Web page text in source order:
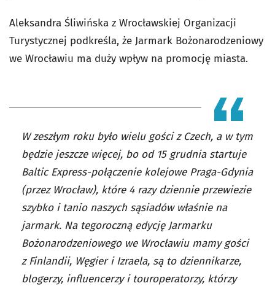
Aleksandra Śliwińska z Wrocławskiej Organizacji
Turystycznej podkreśla, że Jarmark Bożonarodzeniowy
we Wrocławiu ma duży wpływ na promocję miasta.
W zeszłym roku było wielu gości z Czech, a w tym
będzie jeszcze więcej, bo od 15 grudnia startuje
Baltic Express-połączenie kolejowe Praga-Gdynia
(przez Wrocław), które 4 razy dziennie przewiezie
szybko i tanio naszych sąsiadów właśnie na
jarmark. Na tegoroczną edycję Jarmarku
Bożonarodzeniowego we Wrocławiu mamy gości
z Finlandii, Węgier i Izraela, są to dziennikarze,
blogerzy, influencerzy i touroperatorzy, którzy